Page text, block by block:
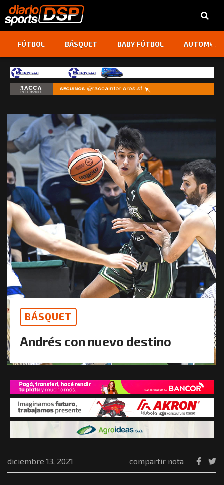
FÚTBOL BÁSQUET BABY FÚTBOL ‹ ›
BÁSQUET
Andrés con nuevo destino
diciembre 13, 2021 compartir nota